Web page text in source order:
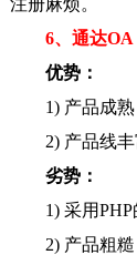
6、通达OA
优势：
1) 产品成熟
2) 产品线丰
劣势：
1) 采用PHP
2) 产品粗糙